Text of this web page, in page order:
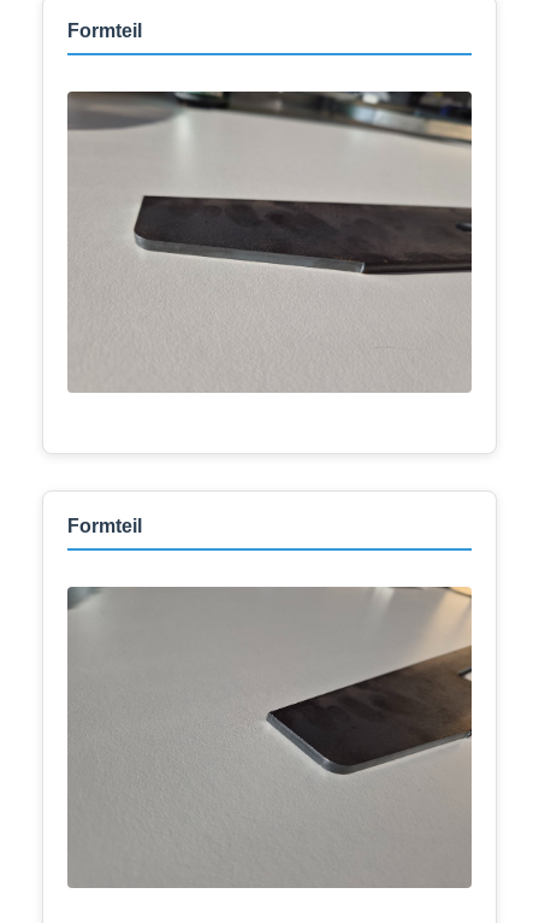
Formteil
Formteil